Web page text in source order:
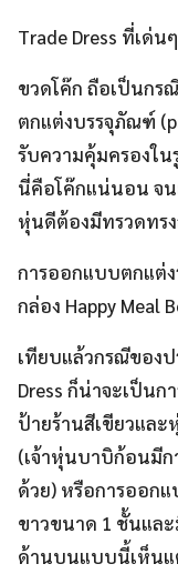
Trade Dress ที่เด่น
ขวดโค๊ก ถือเป็นกร
ตกแต่งบรรจุภัณฑ์
รับความคุ้มครองใน
นี่คือโค๊กแน่นอน จ
หุ่นดีต้องมีทรวดทร
การออกแบบตกแต่
กล่อง Happy Meal
เทียบแล้วกรณีของป
Dress ก็น่าจะเป็นก
ป้ายร้านสีเขียวแล
(เจ้าหุ่นบาบิก้อนมีก
ด้วย) หรือการออก
ขาวขนาด 1 ชั้นแล
ด้านบนแบบนี้เห็นแ